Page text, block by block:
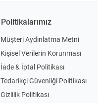
Politikalarımız
Müşteri Aydınlatma Metni
Kişisel Verilerin Korunması
İade & İptal Politikası
Tedarikçi Güvenliği Politikası
Gizlilik Politikası